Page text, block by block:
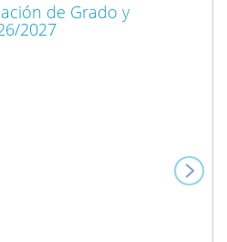
de Grado y
2027